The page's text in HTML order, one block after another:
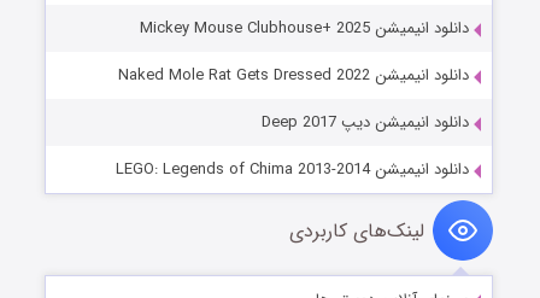
دانلود انیمیشن Mickey Mouse Clubhouse+ 2025
دانلود انیمیشن Naked Mole Rat Gets Dressed 2022
دانلود انیمیشن دیپ Deep 2017
دانلود انیمیشن LEGO: Legends of Chima 2013-2014
لینک‌های کاربردی